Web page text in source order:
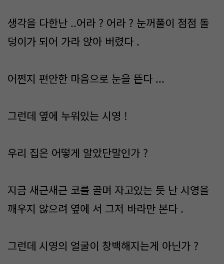
생각을 다한난 ..어라 ? 어라 ? 눈꺼풀이 점점 돌
덩이가 되어 가라 앉아 버렸다 .
어쩐지 편안한 마음으로 눈을 뜬다 ...
그런데 옆에 누워있는 시영 !
우리 집은 어떻게 알았단말인가 ?
지금 새근새근 코를 골며 자고있는 듯 난 시영을
깨우지 않으려 옆에 서 그저 바라만 본다 .
그런데 시영의 얼굴이 창백해지는게 아닌가 ?